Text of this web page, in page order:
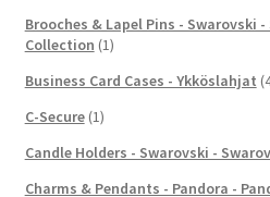
Brooches & Lapel Pins - Swarovski
Collection (1)
Business Card Cases - Ykköslahjat
C-Secure (1)
Candle Holders - Swarovski -
Charms & Pendants - Pandora -